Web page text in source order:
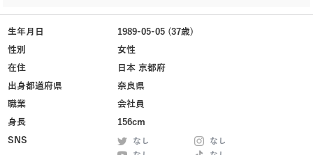
生年月日
1989-05-05 (37歳)
性別
女性
在住
日本 京都府
出身都道府県
奈良県
職業
会社員
身長
156cm
SNS
なし
なし